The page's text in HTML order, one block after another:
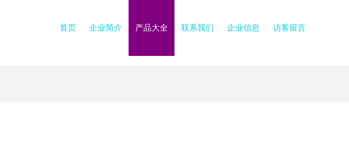
首页 企业简介 产品大全 联系我们 企业信息 访客留言